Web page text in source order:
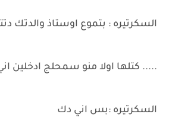
السكرتيره : بتموع اوستاذ والدتك
..... كتلها اولا منو سمحلج ادخلين
السكرتيره :بس اني دك